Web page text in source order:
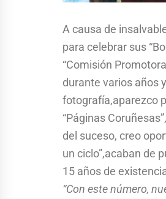
A causa de
para celebrar sus
“Comisión
durante varios años
fotografía,aparezco
“Páginas
del suceso, creo
un ciclo”,acaban de
15 años de
“Con este número,